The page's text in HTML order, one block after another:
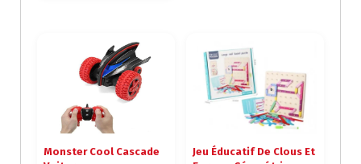
Monster Cool Cascade
Jeu Éducatif De Clous Et